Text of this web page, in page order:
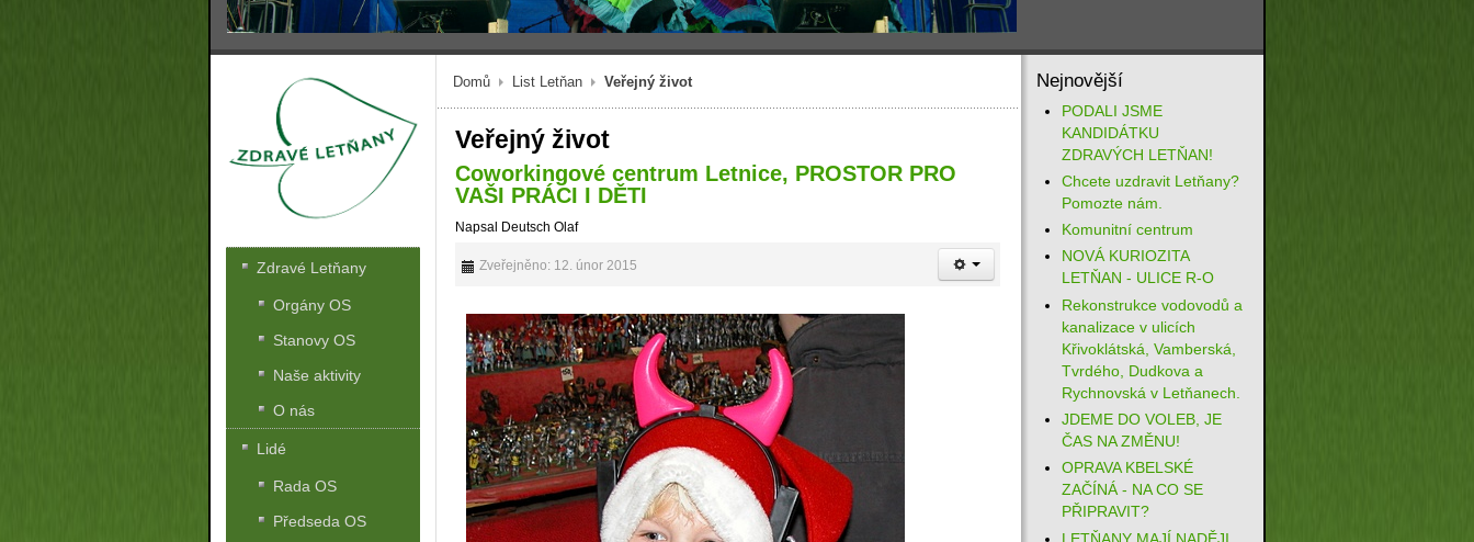
Domů List Letňan Veřejný život
Veřejný život
Coworkingové centrum Letnice, PROSTOR PRO
VAŠI PRÁCI I DĚTI
Napsal Deutsch Olaf
Zveřejněno: 12. únor 2015
Zdravé Letňany
Orgány OS
Stanovy OS
Naše aktivity
O nás
Lidé
Rada OS
Předseda OS
Nejnovější
PODALI JSME
KANDIDÁTKU
ZDRAVÝCH LETŇAN!
Chcete uzdravit Letňany?
Pomozte nám.
Komunitní centrum
NOVÁ KURIOZITA
LETŇAN - ULICE R-O
Rekonstrukce vodovodů a
kanalizace v ulicích
Křivoklátská, Vamberská,
Tvrdého, Dudkova a
Rychnovská v Letňanech.
JDEME DO VOLEB, JE
ČAS NA ZMĚNU!
OPRAVA KBELSKÉ
ZAČÍNÁ - NA CO SE
PŘIPRAVIT?
LETŇANY MAJÍ NADĚJI